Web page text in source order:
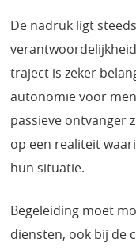
De nadruk ligt
traject is zeker
autonomie voor
passieve ontvanger
op een realiteit
hun situatie.
Begeleiding moet
diensten, ook bij de